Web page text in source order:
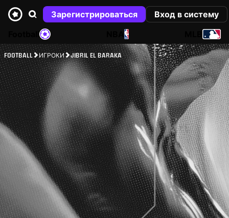
Зарегистрироваться
Вход в систему
NBA
FOOTBALL ИГРОКИ JIBRIL EL BARAKA